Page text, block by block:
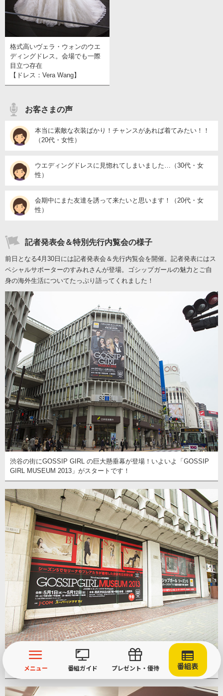
メニュー 番組ガイド プレゼント・優待 番組表
格式高いヴェラ・ウォンのウエ
ディングドレス。会場でも一際
目立つ存在
【ドレス：Vera Wang】
お客さまの声
本当に素敵な衣装ばかり！チャンスがあれば着てみたい！！
（20代・女性）
ウエディングドレスに見惚れてしまいました…（30代・女
性）
会期中にまた友達を誘って来たいと思います！（20代・女
性）
記者発表会＆特別先行内覧会の様子
前日となる4月30日には記者発表会＆先行内覧会を開催。記者発表にはス
ペシャルサポーターのすみれさんが登場。ゴシップガールの魅力とご自
身の海外生活についてたっぷり語ってくれました！
渋谷の街にGOSSIP GIRL の巨大懸垂幕が登場！いよいよ「GOSSIP
GIRL MUSEUM 2013」がスタートです！
西武渋谷店のショーウィンドウにも！通行人も足を止めて写真を撮る
ほどの存在感です。